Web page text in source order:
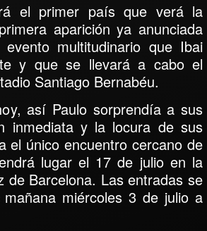
el primer país que verá la
aparición ya anunciada
multitudinario que Ibai
y que se llevará a cabo el
Santiago Bernabéu.
así Paulo sorprendía a sus
inmediata y la locura de sus
el único encuentro cercano de
lugar el 17 de julio en la
de Barcelona. Las entradas se
miércoles 3 de julio a